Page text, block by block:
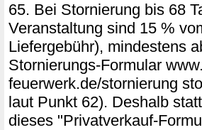
65. Bei Stornierung bis 68
Veranstaltung sind 15 %
Liefergebühr), mindestens
Stornierungs-Formular
feuerwerk.de/stornierung
laut Punkt 62). Deshalb
dieses "Privatverkauf-